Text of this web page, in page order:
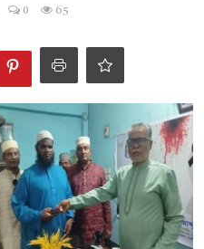
0 65